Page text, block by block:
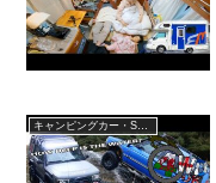
キャンピングカー・SUV人気車種